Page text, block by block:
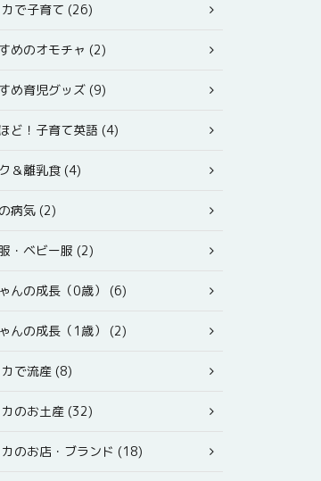
カで子育て (26)
めのオモチャ (2)
め育児グッズ (9)
ど！子育て英語 (4)
＆離乳食 (4)
病気 (2)
・ベビー服 (2)
んの成長（0歳） (6)
んの成長（1歳） (2)
で流産 (8)
カのお土産 (32)
カのお店・ブランド (18)